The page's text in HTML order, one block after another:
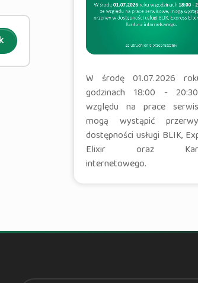
W środę 01.07.2026
godzinach 18:00 -
względu na prace
mogą wystąpić
dostępności usługi BLIK,
Elixir oraz
internetowego.